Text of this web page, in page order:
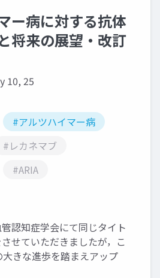
ー病に対する抗体
将来の展望・改訂
10, 25
#アルツハイマー病
#レカネマブ
#ARIA
認知症学会にて同じタイト
せていただきましたが，こ
きな進歩を踏まえアップ